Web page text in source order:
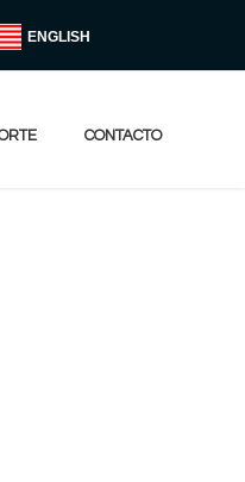
ENGLISH
CONTACTO